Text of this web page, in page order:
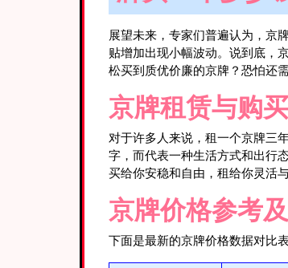
展望未来，专家们普遍认为，京
贴增加出现小幅波动。说到底，
松买到质优价廉的京牌？恐怕还
京牌租赁与购
对于许多人来说，租一个京牌三
字，而代表一种生活方式和出行
买给你安稳和自由，租给你灵活
京牌价格参考
下面是最新的京牌价格数据对比